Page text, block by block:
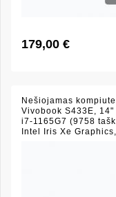
179,00 €
Nešiojamas
Vivobook S433E,
i7-1165G7 (9758
Intel Iris Xe